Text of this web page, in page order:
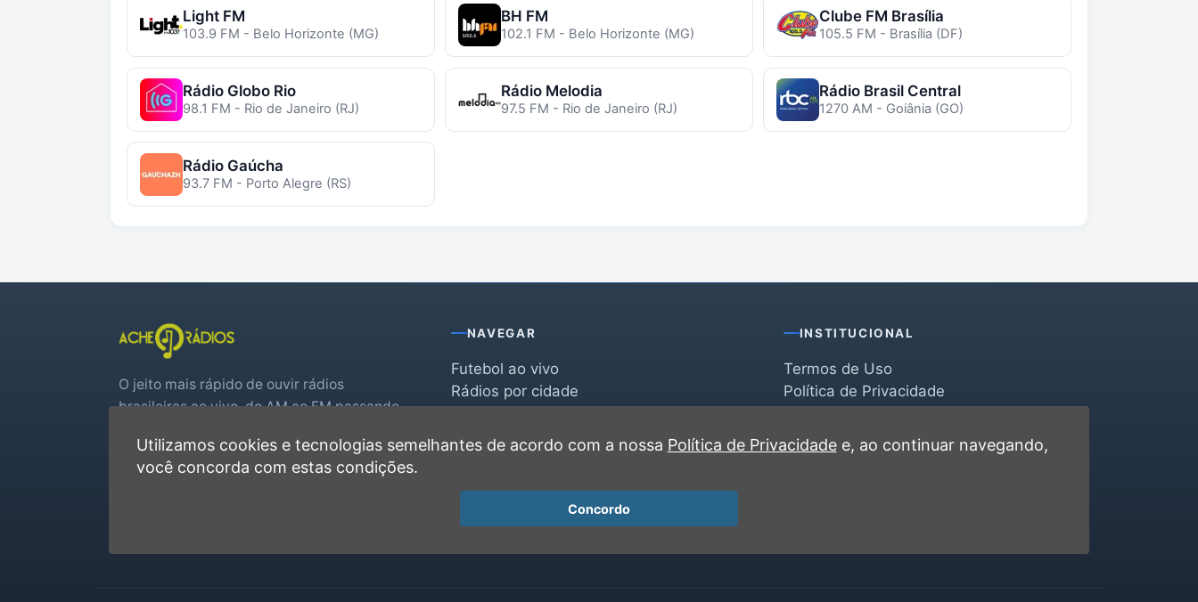
Light FM
103.9 FM - Belo Horizonte (MG)
BH FM
102.1 FM - Belo Horizonte (MG)
Clube FM Brasília
105.5 FM - Brasília (DF)
Rádio Globo Rio
98.1 FM - Rio de Janeiro (RJ)
Rádio Melodia
97.5 FM - Rio de Janeiro (RJ)
Rádio Brasil Central
1270 AM - Goiânia (GO)
Rádio Gaúcha
93.7 FM - Porto Alegre (RS)
O jeito mais rápido de ouvir rádios
brasileiras ao vivo, do AM ao FM passando
real.
NAVEGAR
Futebol ao vivo
Rádios por cidade
Favoritas
INSTITUCIONAL
Termos de Uso
Política de Privacidade
Contato
Utilizamos cookies e tecnologias semelhantes de acordo com a nossa Política de Privacidadee, ao continuar navegando,
você concorda com estas condições.
Concordo